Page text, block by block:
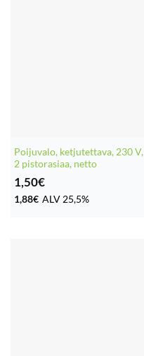
Poijuvalo, ketjutettava, 230 V,
2 pistorasiaa, netto
1,50€
1,88€ ALV 25,5%